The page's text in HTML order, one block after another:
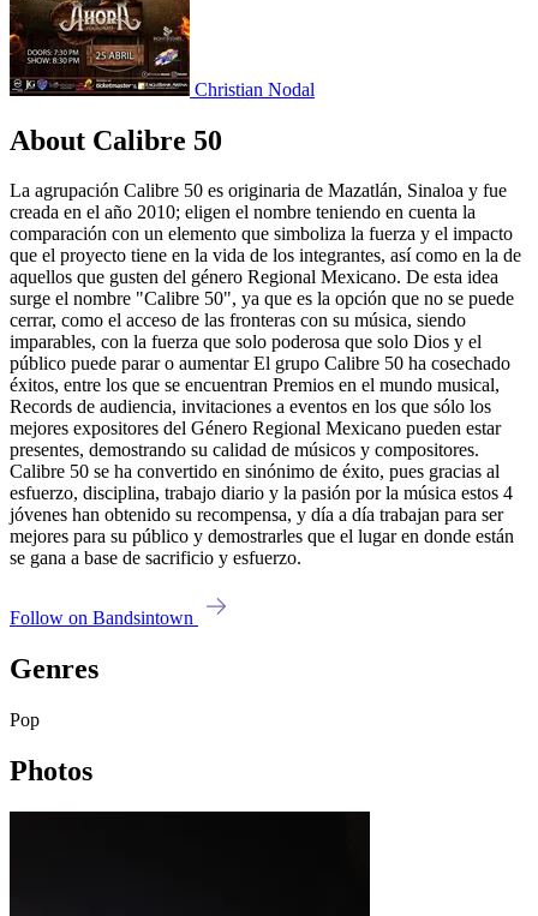
Christian Nodal
About Calibre 50
La agrupación Calibre 50 es originaria de Mazatlán, Sinaloa y fue
creada en el año 2010; eligen el nombre teniendo en cuenta la
comparación con un elemento que simboliza la fuerza y ​​el impacto
que el proyecto tiene en la vida de los integrantes, así como en la de
aquellos que gusten del género Regional Mexicano. De esta idea
surge el nombre "Calibre 50", ya que es la opción que no se puede
cerrar, como el acceso de las fronteras con su música, siendo
imparables, con la fuerza que solo poderosa que solo Dios y el
público puede parar o aumentar El grupo Calibre 50 ha cosechado
éxitos, entre los que se encuentran Premios en el mundo musical,
Records de audiencia, invitaciones a eventos en los que sólo los
mejores expositores del Género Regional Mexicano pueden estar
presentes, demostrando su calidad de músicos y compositores.
Calibre 50 se ha convertido en sinónimo de éxito, pues gracias al
esfuerzo, disciplina, trabajo diario y la pasión por la música estos 4
jóvenes han obtenido su recompensa, y día a día trabajan para ser
mejores para su público y demostrarles que el lugar en donde están
se gana a base de sacrificio y esfuerzo.
Follow on Bandsintown
Genres
Pop
Photos